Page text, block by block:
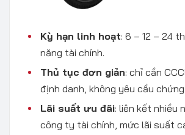
Kỳ hạn linh hoạt: 6 – 12 – 24
năng tài chính.
Thủ tục đơn giản: chỉ cần
định danh, không yêu cầu
Lãi suất ưu đãi: liên kết nhiều
công ty tài chính, mức lãi suất